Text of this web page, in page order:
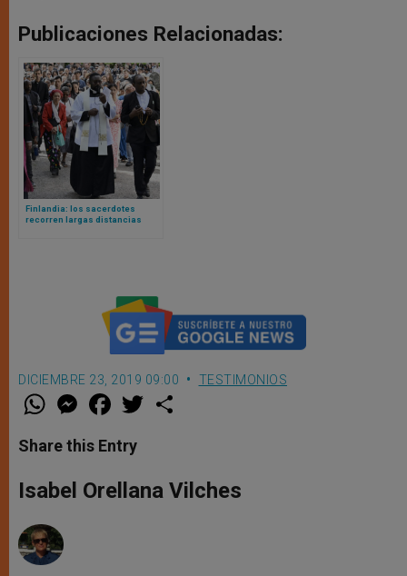
Publicaciones Relacionadas:
Finlandia: los sacerdotes
recorren largas distancias
DICIEMBRE 23, 2019 09:00 TESTIMONIOS
W
t
s
p
p
M
e
s
e
g
e
F
a
e
b
o
k
w
r
Share this Entry
Isabel Orellana Vilches